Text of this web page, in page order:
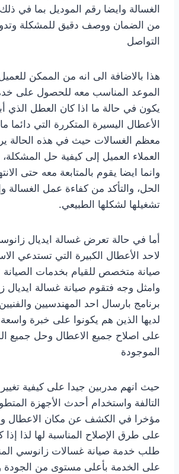
الغسالة وايضا رقم الموديل بما في
من الضمان ووصف دقيق للمشكلة
التواصل
هذا بالاضافة الى انه من الممكن
الموعد المناسب معه للحصول على
يكون في حالة ما اذا كان العطل الذي
الأعطال اليسيرة المتكررة التي دائما
معظم الغسالات حيث في هذه الحالة
العملاء العميل إلى كيفية حل
وانما ايضا يقوم بالمتابعة معه حتى
الحل، والتأكد من كفاءة عمل الغسالة
تشغيلها لشكلها الطبيعي.
لاحد الأعطال الكبيرة التي تستدعي
صيانة متخصص للقيام بخدمات
برنامج بارسال احد المهندسيين
لديها الذين هم يكونوا على خبرة واسعة
على اصلاح جميع الاعطال وحل جميع
الموجودة
حيث انهم مدربين جيدا على كيفية تغيير
التالفة واستخدام أحدث الأجهزة
مؤخرا في الكشف عن مكان الاعطال
على طرق الإصلاح المناسبة لها لذا
طلب خدمة صيانة غسالات زانوسي
على الخدمة بأعلى مستوى من الجودة